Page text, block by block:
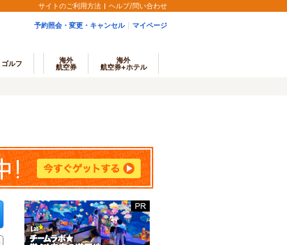
サイトのご利用方法 ヘルプ/問い合わせ
予約照会・変更・キャンセル マイページ
ゴルフ
海外
航空券
海外
航空券+ホテル